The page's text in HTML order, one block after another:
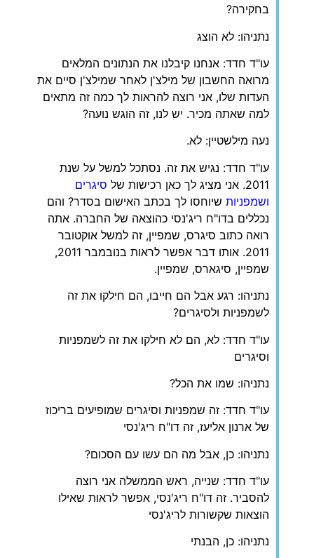
בחקירה?
נתניהו: לא הוצג
עו"ד חדד: אנחנו קיבלנו את הנתונים המלאים
מרואה החשבון של מילצ'ן לאחר שמילצ'ן סיים את
העדות שלו, אני רוצה להראות לך כמה זה מתאים
למה שאתה מכיר. יש לנו, זה הוגש נועה?
נעה מילשטיין: לא.
עו"ד חדד: נגיש את זה. נסתכל למשל על שנת
2011. אני מציג לך כאן רכישות של
סיגרים
ושמפניות שיוחסו לך בכתב האישום בסדר? והם
נכללים בדו"ח ריג'נסי כהוצאה של החברה. אתה
רואה כתוב סיגרס, שמפיין, זה למשל אוקטובר
2011. אותו דבר אפשר לראות בנובמבר 2011,
שמפיין, סיגארס, שמפיין.
נתניהו: רגע אבל הם חייבו, הם חילקו את זה
לשמפניות ולסיגרים?
עו"ד חדד: לא, הם לא חילקו את זה לשמפניות
וסיגרים
נתניהו: שמו את הכל?
עו"ד חדד: זה שמפניות וסיגרים שמופיעים בריכוז
של ארנון אליעז, זה דו"ח ריג'נסי
נתניהו: כן, אבל מה הם עשו עם הסכום?
עו"ד חדד: שנייה, ראש הממשלה אני רוצה
להסביר. זה דו"ח ריג'נסי, אפשר לראות שאילו
הוצאות שקשורות לריג'נסי
נתניהו: כן, הבנתי